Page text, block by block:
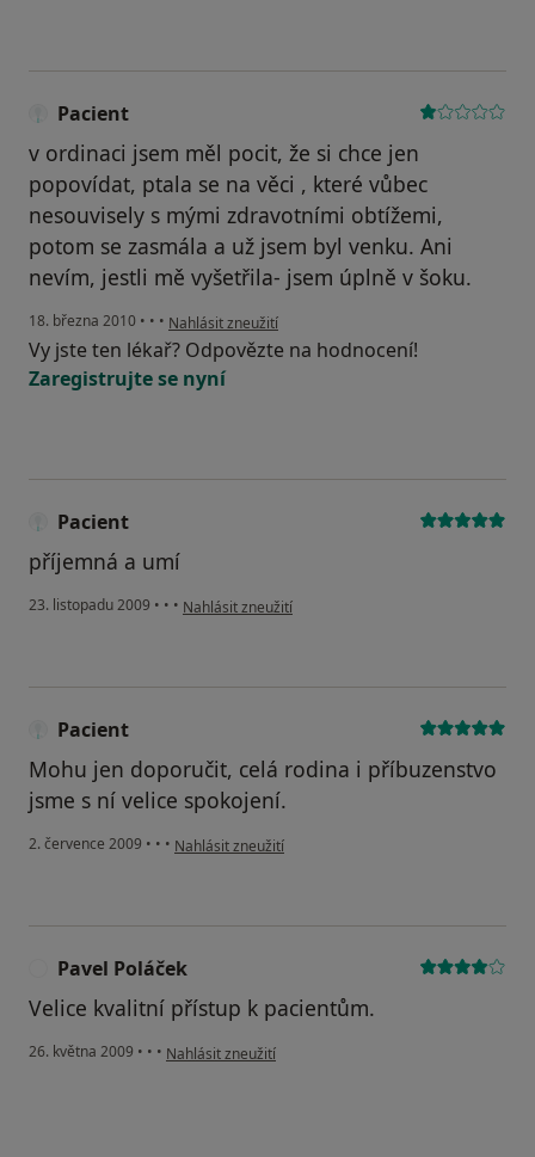
Pacient
v ordinaci jsem měl pocit, že si chce jen
popovídat, ptala se na věci , které vůbec
nesouvisely s mými zdravotními obtížemi,
potom se zasmála a už jsem byl venku. Ani
nevím, jestli mě vyšetřila- jsem úplně v šoku.
18. března 2010 • • • podle názoru uživatele Pacient
Nahlásit zneužití
Vy jste ten lékař? Odpovězte na hodnocení!
Zaregistrujte se nyní
Pacient
příjemná a umí
23. listopadu 2009 • • • podle názoru uživatele Pacient
Nahlásit zneužití
Pacient
Mohu jen doporučit, celá rodina i příbuzenstvo
jsme s ní velice spokojení.
2. července 2009 • • • podle názoru uživatele Pacient
Nahlásit zneužití
Pavel Poláček
Velice kvalitní přístup k pacientům.
26. května 2009 • • • podle názoru uživatele Pavel Poláček
Nahlásit zneužití